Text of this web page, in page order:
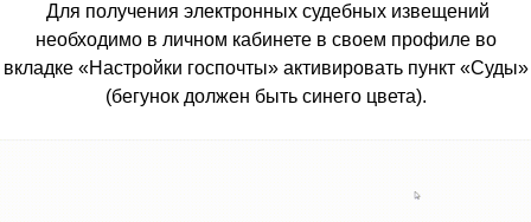
Для получения электронных судебных извещений
необходимо в личном кабинете в своем профиле во
вкладке «Настройки госпочты» активировать пункт «Суды»
(бегунок должен быть синего цвета).